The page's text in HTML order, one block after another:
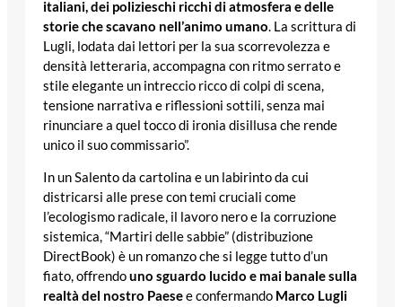
italiani, dei polizieschi ricchi di atmosfera e delle
storie che scavano nell’animo umano. La scrittura di
Lugli, lodata dai lettori per la sua scorrevolezza e
densità letteraria, accompagna con ritmo serrato e
stile elegante un intreccio ricco di colpi di scena,
tensione narrativa e riflessioni sottili, senza mai
rinunciare a quel tocco di ironia disillusa che rende
unico il suo commissario”.
In un Salento da cartolina e un labirinto da cui
districarsi alle prese con temi cruciali come
l’ecologismo radicale, il lavoro nero e la corruzione
sistemica, “Martiri delle sabbie” (distribuzione
DirectBook) è un romanzo che si legge tutto d’un
fiato, offrendouno sguardo lucido e mai banale sulla
realtà del nostro Paesee confermando Marco Lugli